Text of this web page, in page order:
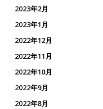
2023年2月
2023年1月
2022年12月
2022年11月
2022年10月
2022年9月
2022年8月